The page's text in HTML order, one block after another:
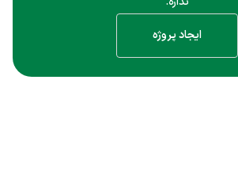
ایجاد پروژه